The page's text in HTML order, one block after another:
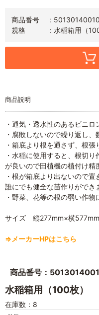
商品番号
規格
水稲箱用（
商品説明
・通気・透水性のあるビニロ
・腐敗しないので繰り返し、
・箱底より根を通さず、根張
・水稲に使用すると、根切
が良いので田植機の植付け精
・根が箱底より出ないので置
誰にでも健全な苗作りができ
・野菜、花等の根の弱い作物
サイズ 縦277mm×横577mm
⇒メーカーHPはこちら
商品番号：
水稲箱用（100枚）
在庫数：8